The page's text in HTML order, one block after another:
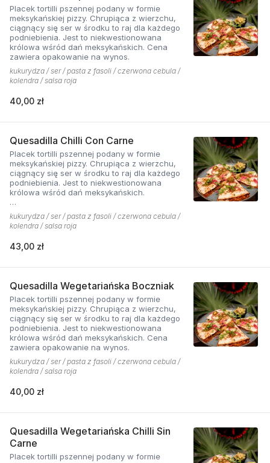
Placek tortilli pszennej podany w formie
meksykańskiej pizzy. Chrupiąca z wierzchu,
ciągnący się ser w środku to raj dla każdego
podniebienia. Jest to niekwestionowana
królowa wśród dań meksykańskich. Cena
zawiera opakowanie na wynos.
kukurydza / ser / pasta z fasoli / czerwona cebula /
kolendra / salsa roja
40,00 zł
Quesadilla Chilli Con Carne
Placek tortilli pszennej podany w formie
meksykańskiej pizzy. Chrupiąca z wierzchu,
ciągnący się ser w środku to raj dla każdego
podniebienia. Jest to niekwestionowana
królowa wśród dań meksykańskich.
*chilli con carne - mięso wieprzowo-wołowe
podawane na ostro z kukurydzą, fasolą i chilli.
kukurydza / ser / pasta z fasoli / czerwona cebula /
kolendra / salsa roja
43,00 zł
Quesadilla Wegetariańska Boczniak
Placek tortilli pszennej podany w formie
meksykańskiej pizzy. Chrupiąca z wierzchu,
ciągnący się ser w środku to raj dla każdego
podniebienia. Jest to niekwestionowana
królowa wśród dań meksykańskich. Cena
zawiera opakowanie na wynos.
kukurydza / ser / pasta z fasoli / czerwona cebula /
kolendra / salsa roja
40,00 zł
Quesadilla Wegetariańska Chilli Sin
Carne
Placek tortilli pszennej podany w formie